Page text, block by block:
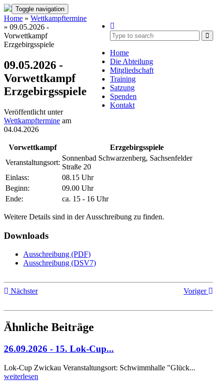
Toggle navigation
Home
Die Abteilung
Mitgliedschaft
Training
Satzung
Spenden
Kontakt
Home » Wettkampftermine
» 09.05.2026 -
Vorwettkampf
Erzgebirgsspiele
09.05.2026 -
Vorwettkampf
Erzgebirgsspiele
Veröffentlicht unter
Wettkampftermine am
04.04.2026
Vorwettkampf
Erzgebirgsspiele
Veranstaltungsort:
Sonnenbad Schwarzenberg, Sachsenfelder
Straße 20
Einlass:
08.15 Uhr
Beginn:
09.00 Uhr
Ende:
ca. 15 - 16 Uhr
Weitere Details sind in der Ausschreibung zu finden.
Downloads
Ausschreibung (PDF)
Ausschreibung (DSV7)
Nächster Voriger
Ähnliche Beiträge
26.09.2026 - 15. Lok-Cup...
Lok-Cup Zwickau Veranstaltungsort: Schwimmhalle "Glück...
weiterlesen